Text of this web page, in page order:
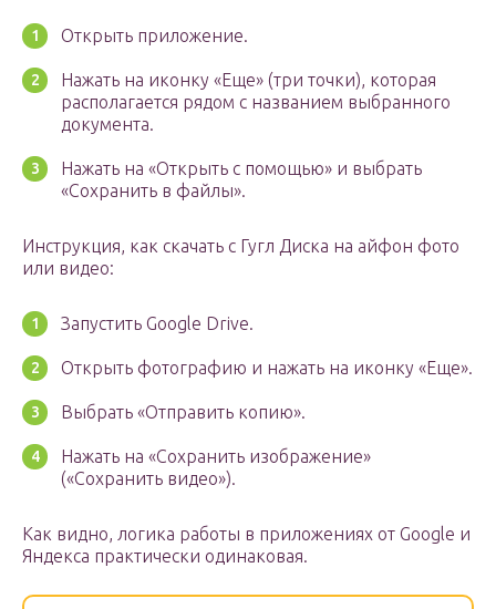
Открыть приложение.
Нажать на иконку «Еще» (три точки), которая
располагается рядом с названием выбранного
документа.
Нажать на «Открыть с помощью» и выбрать
«Сохранить в файлы».
Инструкция, как скачать с Гугл Диска на айфон фото
или видео:
Запустить Google Drive.
Открыть фотографию и нажать на иконку «Еще».
Выбрать «Отправить копию».
Нажать на «Сохранить изображение»
(«Сохранить видео»).
Как видно, логика работы в приложениях от Google и
Яндекса практически одинаковая.